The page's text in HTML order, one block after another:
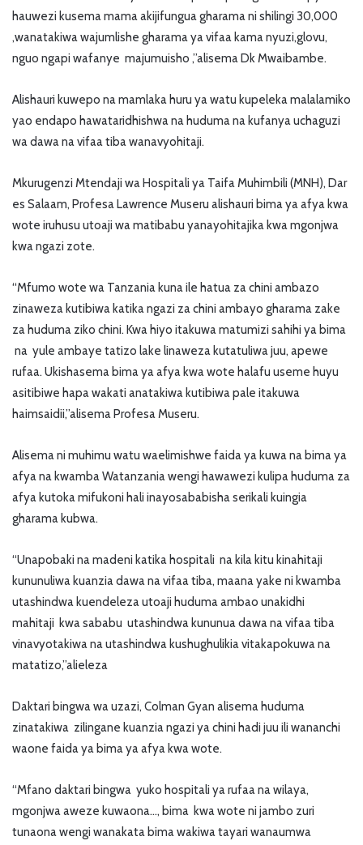
hauwezi kusema mama akijifungua gharama ni shilingi 30,000
,wanatakiwa wajumlishe gharama ya vifaa kama nyuzi,glovu,
nguo ngapi wafanye majumuisho ,”alisema Dk Mwaibambe.
Alishauri kuwepo na mamlaka huru ya watu kupeleka malalamiko
yao endapo hawataridhishwa na huduma na kufanya uchaguzi
wa dawa na vifaa tiba wanavyohitaji.
Mkurugenzi Mtendaji wa Hospitali ya Taifa Muhimbili (MNH), Dar
es Salaam, Profesa Lawrence Museru alishauri bima ya afya kwa
wote iruhusu utoaji wa matibabu yanayohitajika kwa mgonjwa
kwa ngazi zote.
“Mfumo wote wa Tanzania kuna ile hatua za chini ambazo
zinaweza kutibiwa katika ngazi za chini ambayo gharama zake
za huduma ziko chini. Kwa hiyo itakuwa matumizi sahihi ya bima
na yule ambaye tatizo lake linaweza kutatuliwa juu, apewe
rufaa. Ukishasema bima ya afya kwa wote halafu useme huyu
asitibiwe hapa wakati anatakiwa kutibiwa pale itakuwa
haimsaidii,”alisema Profesa Museru.
Alisema ni muhimu watu waelimishwe faida ya kuwa na bima ya
afya na kwamba Watanzania wengi hawawezi kulipa huduma za
afya kutoka mifukoni hali inayosababisha serikali kuingia
gharama kubwa.
“Unapobaki na madeni katika hospitali na kila kitu kinahitaji
kununuliwa kuanzia dawa na vifaa tiba, maana yake ni kwamba
utashindwa kuendeleza utoaji huduma ambao unakidhi
mahitaji kwa sababu utashindwa kununua dawa na vifaa tiba
vinavyotakiwa na utashindwa kushughulikia vitakapokuwa na
matatizo,”alieleza
Daktari bingwa wa uzazi, Colman Gyan alisema huduma
zinatakiwa zilingane kuanzia ngazi ya chini hadi juu ili wananchi
waone faida ya bima ya afya kwa wote.
“Mfano daktari bingwa yuko hospitali ya rufaa na wilaya,
mgonjwa aweze kuwaona…, bima kwa wote ni jambo zuri
tunaona wengi wanakata bima wakiwa tayari wanaumwa